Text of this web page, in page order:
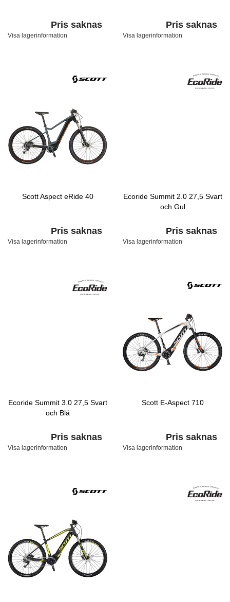
Pris saknas
Visa lagerinformation
Pris saknas
Visa lagerinformation
Scott Aspect eRide 40
Pris saknas
Visa lagerinformation
Ecoride Summit 2.0 27,5 Svart
och Gul
Pris saknas
Visa lagerinformation
Ecoride Summit 3.0 27,5 Svart
och Blå
Pris saknas
Visa lagerinformation
Scott E-Aspect 710
Pris saknas
Visa lagerinformation